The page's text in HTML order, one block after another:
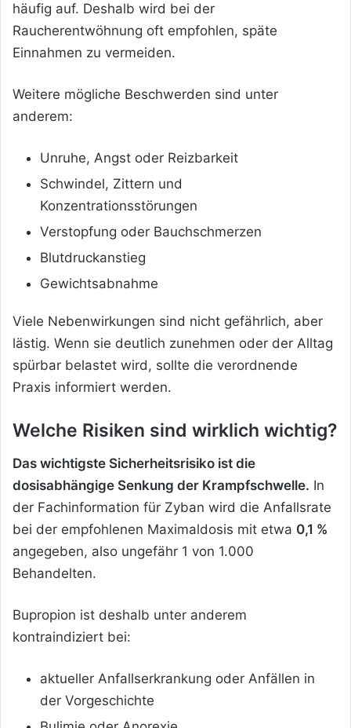
häufig auf. Deshalb wird bei der
Raucherentwöhnung oft empfohlen, späte
Einnahmen zu vermeiden.
Weitere mögliche Beschwerden sind unter
anderem:
Unruhe, Angst oder Reizbarkeit
Schwindel, Zittern und
Konzentrationsstörungen
Verstopfung oder Bauchschmerzen
Blutdruckanstieg
Gewichtsabnahme
Viele Nebenwirkungen sind nicht gefährlich, aber
lästig. Wenn sie deutlich zunehmen oder der Alltag
spürbar belastet wird, sollte die verordnende
Praxis informiert werden.
Welche Risiken sind wirklich wichtig?
Das wichtigste Sicherheitsrisiko ist die
dosisabhängige Senkung der Krampfschwelle. In
der Fachinformation für Zyban wird die Anfallsrate
bei der empfohlenen Maximaldosis mit etwa 0,1 %
angegeben, also ungefähr 1 von 1.000
Behandelten.
Bupropion ist deshalb unter anderem
kontraindiziert bei:
aktueller Anfallserkrankung oder Anfällen in
der Vorgeschichte